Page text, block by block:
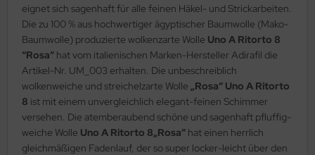
eignet sich sagenhaft für alle feinen Häkel- und Strickarbeiten.
Die zu 100 % aus hochwertiger ägyptischer Baumwolle (Mako-
Baumwolle) produzierte wolkenzarte Wolle Uno A Ritorto 8
“Rosa“ hat vom italienischen Marken-Hersteller Adirafil die
Artikel-Nr. UM_003 erhalten. Die unbeschreiblich
wolkenweiche und streichelzarte Wolle „Rosa“ Uno A Ritorto
8 ist mit einem unvergleichlich elegant-feinen Schimmer
versehen. Die atemberaubend schöne und sagenhaft pfluffig-
weiche Wolle Uno A Ritorto 8„Rosa“ hat einen herrlich
gleichmäßigen Fadenlauf, der so super locker-leicht über den